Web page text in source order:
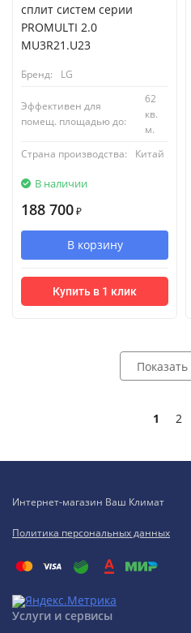
сплит систем серии
PROMULTI 2.0
MU3R21.U23
Бренд: LG
Эффективен для
помещ. площадью до:
62
кв.
м.
Страна производства:
Китай
В наличии
188 700 ₽
В корзину
Купить в 1 клик
1 2
Интернет-магазин Ваш Климат
Политика персональных данных
Услуги и сервисы